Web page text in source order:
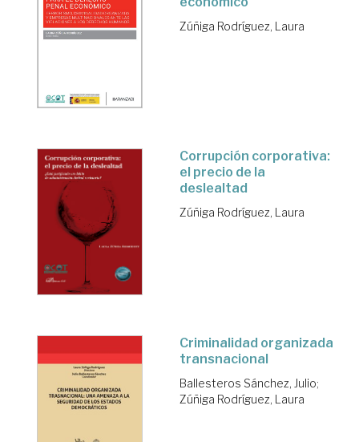
Zúñiga Rodríguez, Laura
Corrupción corporativa:
el precio de la
deslealtad
Zúñiga Rodríguez, Laura
Criminalidad organizada
transnacional
Ballesteros Sánchez, Julio;
Zúñiga Rodríguez, Laura